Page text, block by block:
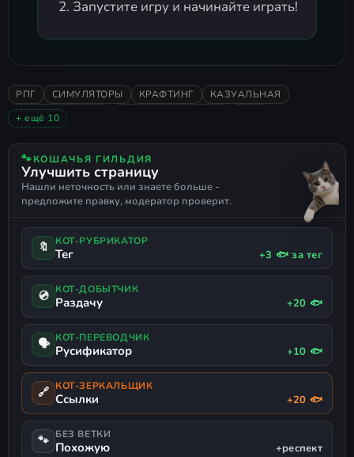
Запустите игру и начинайте играть!
РПГ СИМУЛЯТОРЫ КРАФТИНГ
КАЗУАЛЬНАЯ
POINT AND CLICK
РАССЛАБЛЯЮЩАЯ
НЕСКОЛЬКО КОНЦОВОК
СТИЛИЗОВАННАЯ
ТОРГОВЛЯ
ПОДДЕРЖКА ГЕЙМПАДА
+ ещё 10
🐾КОШАЧЬЯ ГИЛЬДИЯ
Улучшить страницу
Нашли неточность или знаете больше -
предложите правку, модератор проверит.
🔖 КОТ-РУБРИКАТОР
Тег +3 🐟 за тег
💿 КОТ-ДОБЫТЧИК
Раздачу +20 🐟
🗣 КОТ-ПЕРЕВОДЧИК
Русификатор +10 🐟
🔗 КОТ-ЗЕРКАЛЬЩИК
Ссылки +20 🐟
🐾 БЕЗ ВЕТКИ
Похожую +респект